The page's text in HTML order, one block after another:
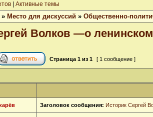
Активные темы
» Место для дискуссий » Общественно-
Волков —о
Страница 1 из 1 [ 1 сообщение ]
Заголовок сообщения: Историк Сергей